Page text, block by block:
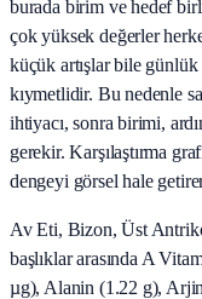
burada birim ve hedef
çok yüksek değerler
küçük artışlar bile günlük
kıymetlidir. Bu nedenle
ihtiyacı, sonra birimi,
gerekir. Karşılaştırma
dengeyi görsel hale
Av Eti, Bizon, Üst
başlıklar arasında A
µg), Alanin (1.22 g),